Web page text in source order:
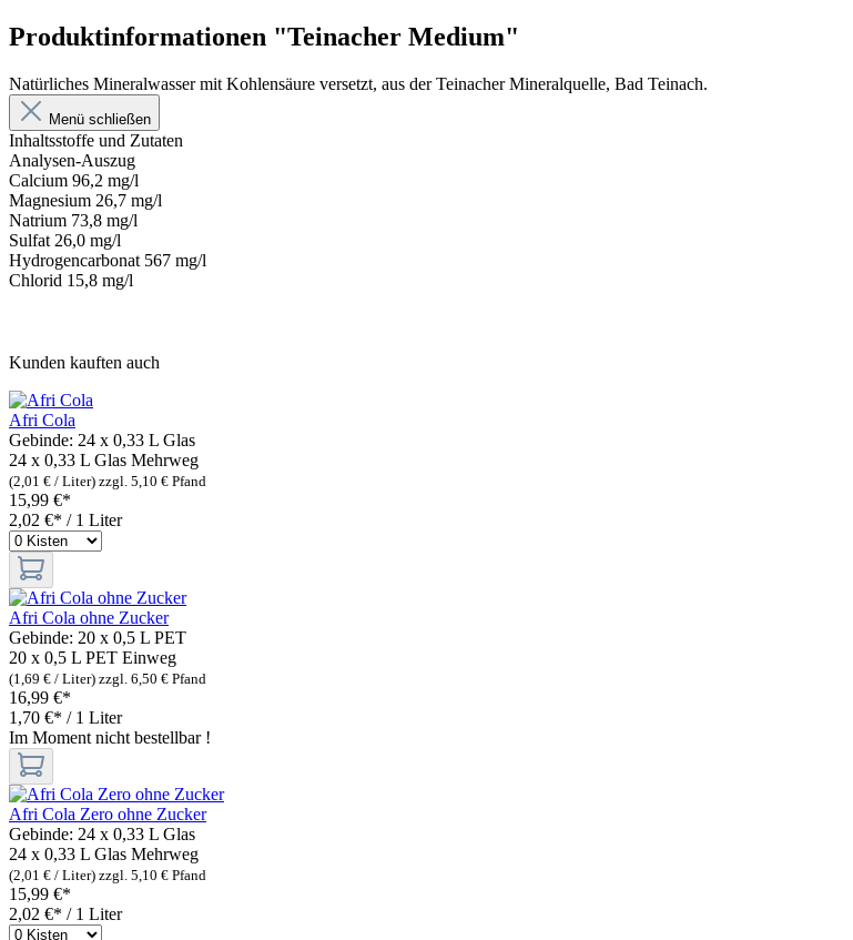
Produktinformationen "Teinacher Medium"
Natürliches Mineralwasser mit Kohlensäure versetzt, aus der Teinacher Mineralquelle, Bad Teinach.
Menü schließen
Inhaltsstoffe und Zutaten
Analysen-Auszug
Calcium 96,2 mg/l
Magnesium 26,7 mg/l
Natrium 73,8 mg/l
Sulfat 26,0 mg/l
Hydrogencarbonat 567 mg/l
Chlorid 15,8 mg/l
Kunden kauften auch
Afri Cola
Gebinde: 24 x 0,33 L Glas
24 x 0,33 L Glas Mehrweg
(2,01 € / Liter) zzgl. 5,10 € Pfand
15,99 €*
2,02 €* / 1 Liter
Afri Cola ohne Zucker
Gebinde: 20 x 0,5 L PET
20 x 0,5 L PET Einweg
(1,69 € / Liter) zzgl. 6,50 € Pfand
16,99 €*
1,70 €* / 1 Liter
Im Moment nicht bestellbar !
Afri Cola Zero ohne Zucker
Gebinde: 24 x 0,33 L Glas
24 x 0,33 L Glas Mehrweg
(2,01 € / Liter) zzgl. 5,10 € Pfand
15,99 €*
2,02 €* / 1 Liter